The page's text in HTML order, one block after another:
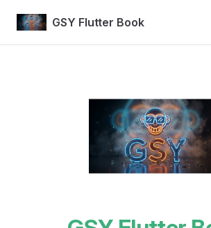
Skip to contentGSY Flutter Book